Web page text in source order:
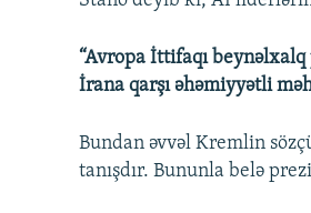
“Avropa İttifaqı
İrana qarşı əhəmiyyətli
Bundan əvvəl Kremlin
tanışdır. Bununla belə